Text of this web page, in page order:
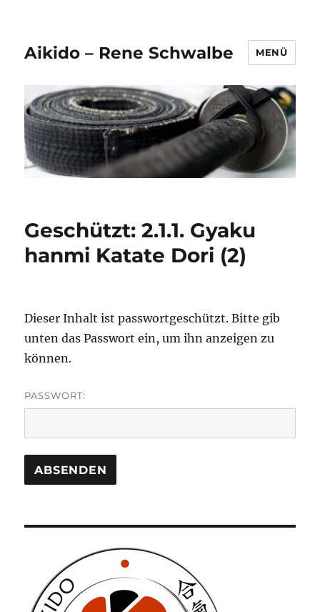
Aikido – Rene Schwalbe MENÜ
Geschützt: 2.1.1. Gyaku
hanmi Katate Dori (2)
Dieser Inhalt ist passwortgeschützt. Bitte gib
unten das Passwort ein, um ihn anzeigen zu
können.
PASSWORT: